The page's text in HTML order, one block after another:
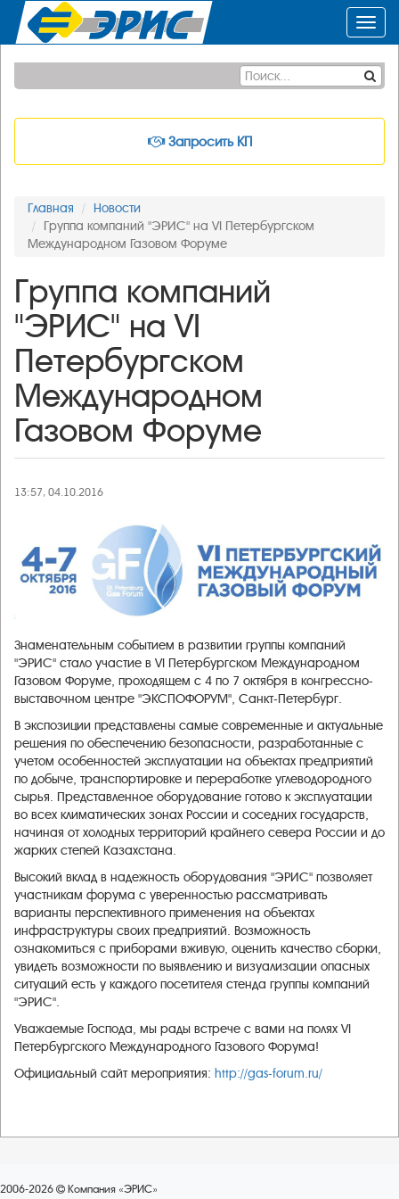
Запросить КП
Главная
Новости
Группа компаний "ЭРИС" на VI Петербургском
Международном Газовом Форуме
Группа компаний
"ЭРИС" на VI
Петербургском
Международном
Газовом Форуме
13:57, 04.10.2016
Знаменательным событием в развитии группы компаний
"ЭРИС" стало участие в VI Петербургском Международном
Газовом Форуме, проходящем с 4 по 7 октября в конгрессно-
выставочном центре "ЭКСПОФОРУМ", Санкт-Петербург.
В экспозиции представлены самые современные и актуальные
решения по обеспечению безопасности, разработанные с
учетом особенностей эксплуатации на объектах предприятий
по добыче, транспортировке и переработке углеводородного
сырья. Представленное оборудование готово к эксплуатации
во всех климатических зонах России и соседних государств,
начиная от холодных территорий крайнего севера России и до
жарких степей Казахстана.
Высокий вклад в надежность оборудования "ЭРИС" позволяет
участникам форума с уверенностью рассматривать
варианты перспективного применения на объектах
инфраструктуры своих предприятий. Возможность
ознакомиться с приборами вживую, оценить качество сборки,
увидеть возможности по выявлению и визуализации опасных
ситуаций есть у каждого посетителя стенда группы компаний
"ЭРИС".
Уважаемые Господа, мы рады встрече с вами на полях VI
Петербургского Международного Газового Форума!
Официальный сайт мероприятия: http://gas-forum.ru/
2006-2026 Компания «ЭРИС»